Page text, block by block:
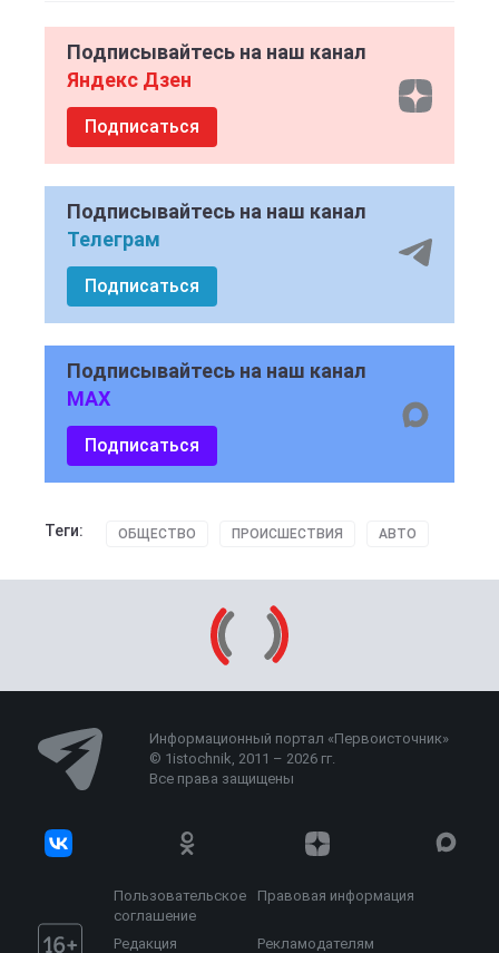
Подписывайтесь на наш канал
Яндекс Дзен
Подписаться
Подписывайтесь на наш канал
Телеграм
Подписаться
Подписывайтесь на наш канал
MAX
Подписаться
Теги: ОБЩЕСТВО ПРОИСШЕСТВИЯ АВТО
Информационный портал «Первоисточник»
© 1istochnik, 2011 – 2026 гг.
Все права защищены
Пользовательское
соглашение
Правовая информация
Редакция Рекламодателям